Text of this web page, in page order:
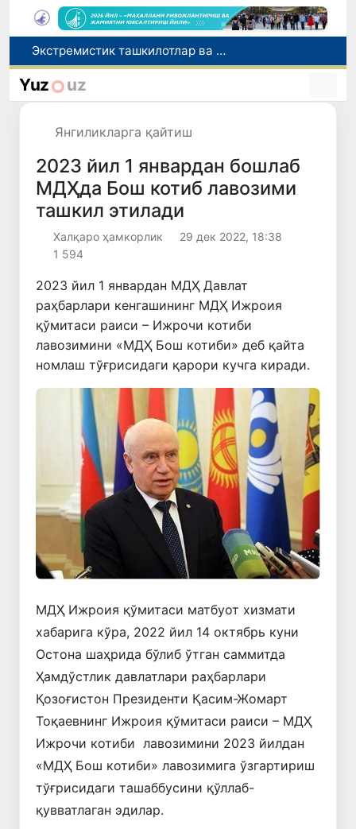
Ўзбекистон Журналистлар уюшмаси қошида Блогерлар ижодий кенгаши ташкил этилди
Кредит ва молиявий хизматлар рекламасига огоҳлантириш талаби киритилади
Yuz uz
Янгиликларга қайтиш
2023 йил 1 январдан бошлаб
МДҲда Бош котиб лавозими
ташкил этилади
Халқаро ҳамкорлик
29 дек 2022, 18:38
1 594
2023 йил 1 январдан МДҲ Давлат
раҳбарлари кенгашининг МДҲ Ижроия
қўмитаси раиси – Ижрочи котиби
лавозимини «МДҲ Бош котиби» деб қайта
номлаш тўғрисидаги қарори кучга киради.
МДҲ Ижроия қўмитаси матбуот хизмати
хабарига кўра, 2022 йил 14 октябрь куни
Остона шаҳрида бўлиб ўтган саммитда
Ҳамдўстлик давлатлари раҳбарлари
Қозоғистон Президенти Қасим-Жомарт
Тоқаевнинг Ижроия қўмитаси раиси – МДҲ
Ижрочи котиби лавозимини 2023 йилдан
«МДҲ Бош котиби» лавозимига ўзгартириш
тўғрисидаги ташаббусини қўллаб-
қувватлаган эдилар.